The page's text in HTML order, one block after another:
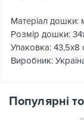
Матеріал дошки:
Розмір дошки:
Упаковка: 43,5х8
Виробник:
Популярні